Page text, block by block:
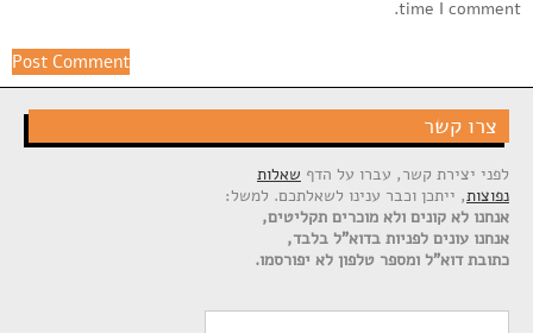
time I comment.
צרו קשר
לפני יצירת קשר, עברו על הדף שאלות
נפוצות, ייתכן וכבר ענינו לשאלתכם. למשל:
אנחנו לא קונים ולא מוכרים תקליטים,
אנחנו עונים לפניות בדוא"ל בלבד,
כתובת דוא"ל ומספר טלפון לא יפורסמו.